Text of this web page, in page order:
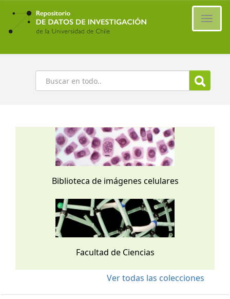
Ir
contenido
principal
Buscar
Biblioteca de imágenes celulares
Facultad de Ciencias
Ver todas las colecciones